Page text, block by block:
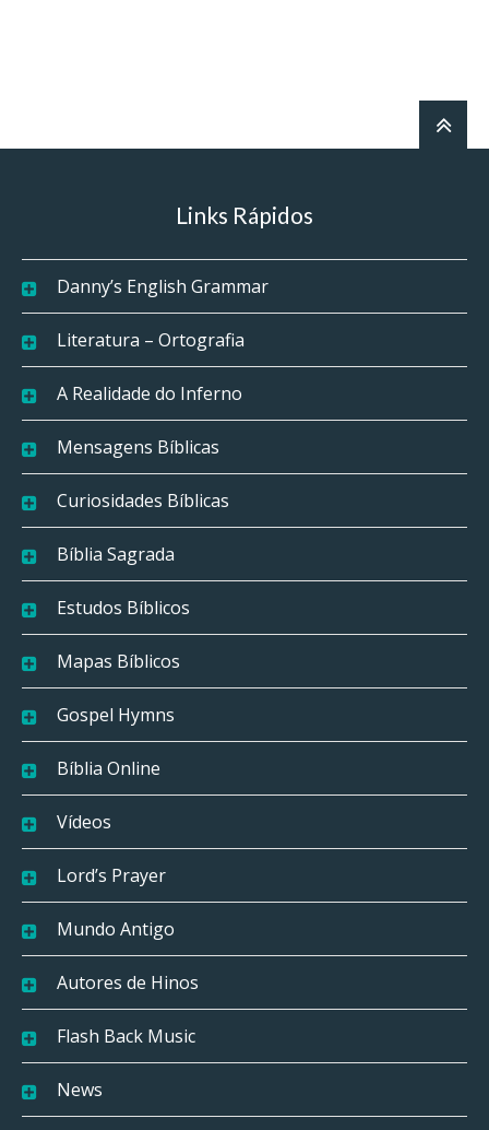
Links Rápidos
Danny’s English Grammar
Literatura – Ortografia
A Realidade do Inferno
Mensagens Bíblicas
Curiosidades Bíblicas
Bíblia Sagrada
Estudos Bíblicos
Mapas Bíblicos
Gospel Hymns
Bíblia Online
Vídeos
Lord’s Prayer
Mundo Antigo
Autores de Hinos
Flash Back Music
News